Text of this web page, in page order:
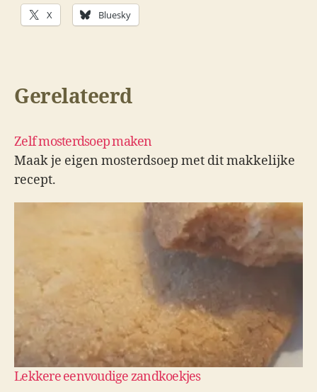
X Bluesky
Gerelateerd
Zelf mosterdsoep maken
Maak je eigen mosterdsoep met dit makkelijke
recept.
Lekkere eenvoudige zandkoekjes